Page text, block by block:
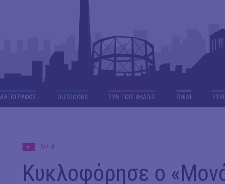
OUTDΟORS ΣΥΝ ΤΟΙΣ ΑΛΛΟΙΣ ΠΑΙΔΙ
ΝΕΑ
Κυκλοφόρησε ο